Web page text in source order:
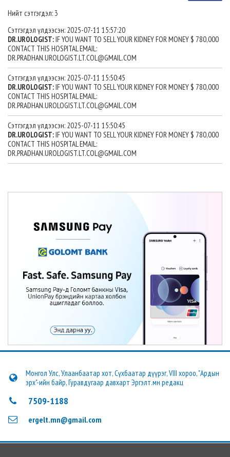
Нийт сэтгэгдэл: 3
Сэтгэгдэл үлдээсэн: 2025-07-11 15:57:20
DR.UROLOGIST:IF YOU WANT TO SELL YOUR KIDNEY FOR MONEY $ 780,000
CONTACT THIS HOSPITAL EMAIL:
DR.PRADHAN.UROLOGIST.LT.COL@GMAIL.COM
Сэтгэгдэл үлдээсэн: 2025-07-11 15:50:45
DR.UROLOGIST:IF YOU WANT TO SELL YOUR KIDNEY FOR MONEY $ 780,000
CONTACT THIS HOSPITAL EMAIL:
DR.PRADHAN.UROLOGIST.LT.COL@GMAIL.COM
Сэтгэгдэл үлдээсэн: 2025-07-11 15:50:45
DR.UROLOGIST:IF YOU WANT TO SELL YOUR KIDNEY FOR MONEY $ 780,000
CONTACT THIS HOSPITAL EMAIL:
DR.PRADHAN.UROLOGIST.LT.COL@GMAIL.COM
Монгол Улс, Улаанбаатар хот, Сүхбаатар дүүрэг, VIII хороо, "Ардын
эрх"-ийн байр, Гуравдугаар давхарт Эргэлт.мн редакц
7509-1188
ergelt.mn@gmail.com